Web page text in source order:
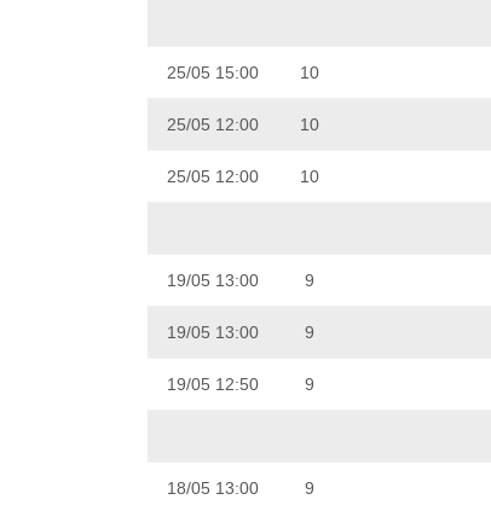
25/05 15:00 10
25/05 12:00 10
25/05 12:00 10
19/05 13:00 9
19/05 13:00 9
19/05 12:50 9
18/05 13:00 9